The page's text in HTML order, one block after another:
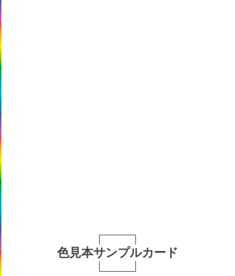
色見本サンプルカード